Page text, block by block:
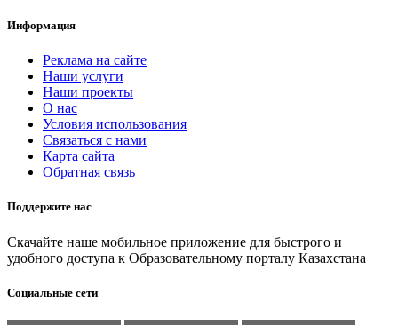
Информация
Реклама на сайте
Наши услуги
Наши проекты
О нас
Условия использования
Связаться с нами
Карта сайта
Обратная связь
Поддержите нас
Скачайте наше мобильное приложение для быстрого и
удобного доступа к Образовательному порталу Казахстана
Социальные сети